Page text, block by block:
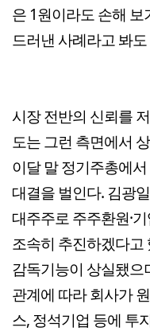
은 1원이라도 손해
드러낸 사례라고 봐
시장 전반의 신뢰를
도는 그런 측면에서
이달 말 정기주총에
대결을 벌인다. 김광
대주주로 주주환원·
조속히 추진하겠다고
감독기능이 상실됐으
관계에 따라 회사가
스, 정석기업 등에 투